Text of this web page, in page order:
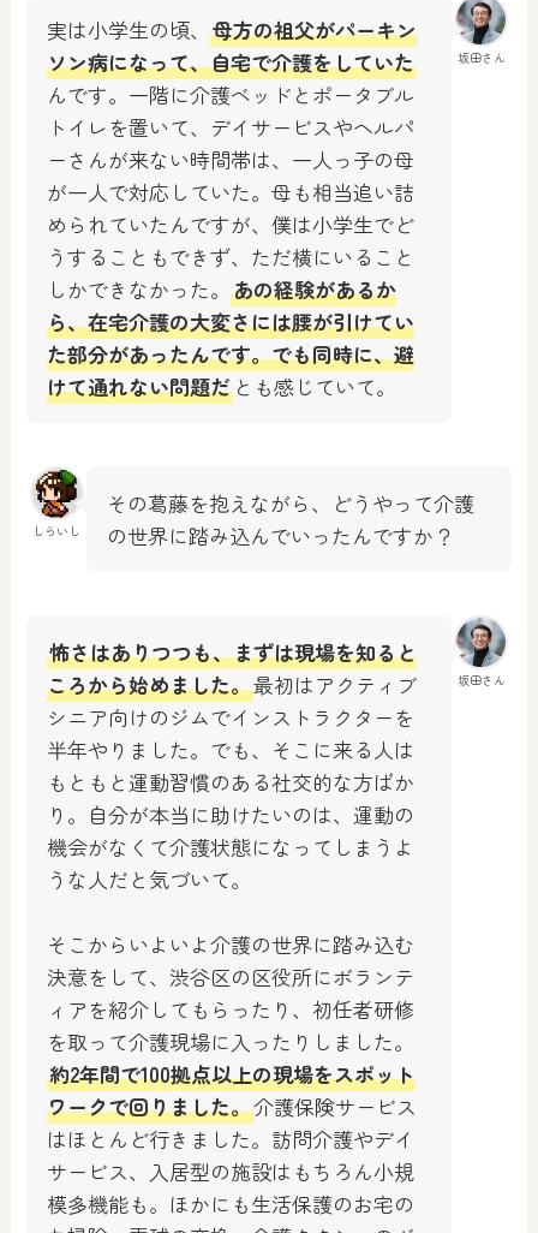
坂田さん
実は小学生の頃、母方の祖父がパーキン
ソン病になって、自宅で介護をしていた
んです。一階に介護ベッドとポータブル
トイレを置いて、デイサービスやヘルパ
ーさんが来ない時間帯は、一人っ子の母
が一人で対応していた。母も相当追い詰
められていたんですが、僕は小学生でど
うすることもできず、ただ横にいること
しかできなかった。あの経験があるか
ら、在宅介護の大変さには腰が引けてい
た部分があったんです。でも同時に、避
けて通れない問題だ とも感じていて。
しらいし
その葛藤を抱えながら、どうやって介護
の世界に踏み込んでいったんですか？
坂田さん
怖さはありつつも、まずは現場を知ると
ころから始めました。最初はアクティブ
シニア向けのジムでインストラクターを
半年やりました。でも、そこに来る人は
もともと運動習慣のある社交的な方ばか
り。自分が本当に助けたいのは、運動の
機会がなくて介護状態になってしまうよ
うな人だと気づいて。
そこからいよいよ介護の世界に踏み込む
決意をして、渋谷区の区役所にボランテ
ィアを紹介してもらったり、初任者研修
を取って介護現場に入ったりしました。
約2年間で100拠点以上の現場をスポット
ワークで回りました。介護保険サービス
はほとんど行きました。訪問介護やデイ
サービス、入居型の施設はもちろん小規
模多機能も。ほかにも生活保護のお宅の